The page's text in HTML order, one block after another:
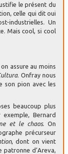
le présent du
celle qui dit oui
industrielles. Un
Mais cool, si cool
assure au moins
. Onfray nous
son pion avec les
beaucoup plus
Bernard
et le chaos. On
précurseur
, dont on vient
patronne d’Areva,